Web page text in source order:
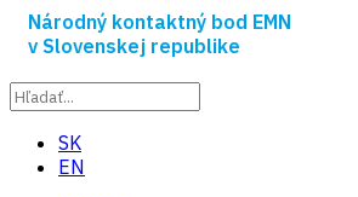
Národný kontaktný bod EMN
v Slovenskej republike
SK
EN